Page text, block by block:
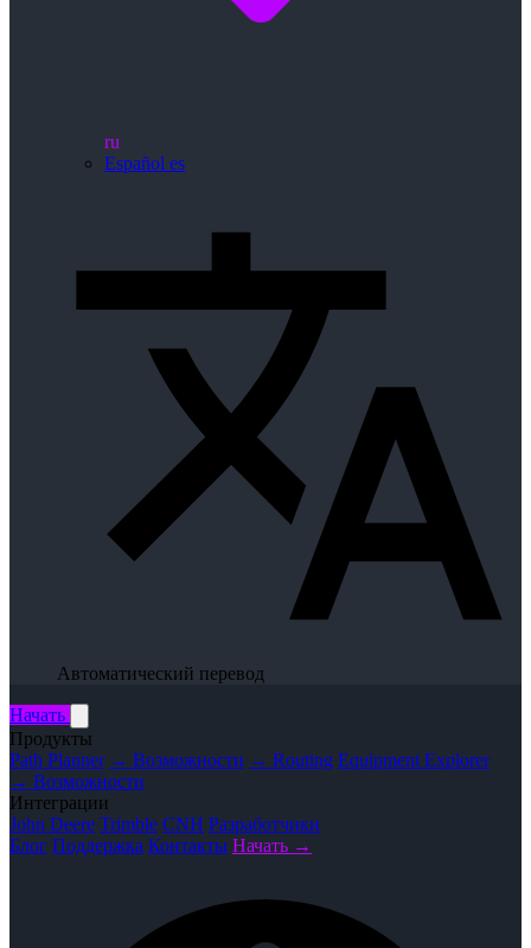
ru
Español es
Автоматический перевод
Начать
Продукты
Path Planner → Возможности → Routing Equipment Explorer
→ Возможности
Интеграции
John Deere Trimble CNH Разработчики
Блог Поддержка Контакты Начать →